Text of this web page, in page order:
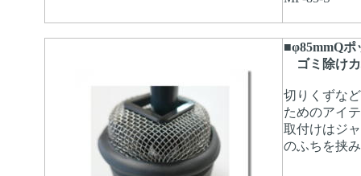
■φ85mmQポ
ゴミ除け
切りくずな
ためのアイ
取付けはジ
のふちを挟